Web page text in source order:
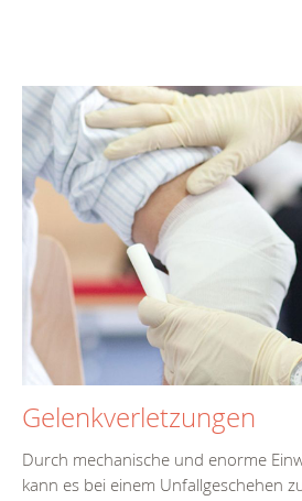
Gelenkverletzungen
Durch mechanische und enorme
kann es bei einem Unfallgeschehen